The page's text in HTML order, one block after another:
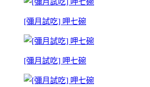
[彌月試吃] 呷七碗
[彌月試吃] 呷七碗